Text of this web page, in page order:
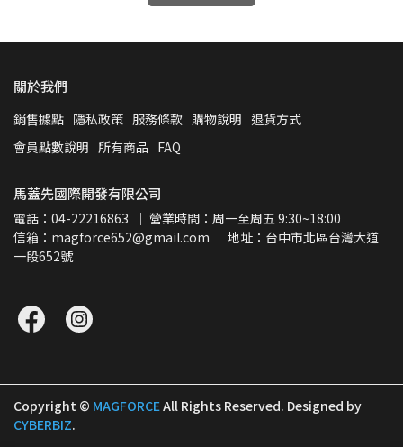
關於我們
銷售據點 隱私政策 服務條款 購物說明 退貨方式
會員點數說明 所有商品 FAQ
馬蓋先國際開發有限公司
電話：04-22216863  ｜ 營業時間：周一至周五 9:30~18:00
信箱：magforce652@gmail.com ｜ 地址：台中市北區台灣大道
一段652號
Copyright © MAGFORCEAll Rights Reserved. Designed by
CYBERBIZ.